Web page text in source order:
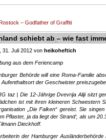
– Godfather of Graffiti
schiebt ab – wie fast
31. Juli 2012 von heikoheftich
aus dem Feriencamp
Behörde will eine Roma-Familie
Aufenthaltsort der Geschwister
taz | Die 12-Jährige Dvevrija Aliji sitzt
ist mit ihren kleineren Schwestern
„Die Falken“ gereist. Sie
Pflaster, ja da liegt der Strand‘, als um
Dieckhoff.
der Hamburger